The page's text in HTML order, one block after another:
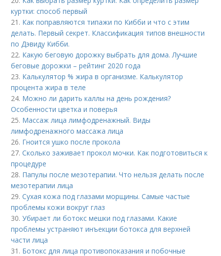
куртки: способ первый
21. Как поправляются типажи по Кибби и что с этим
делать. Первый секрет. Классификация типов внешности
по Дэвиду Кибби.
22. Какую беговую дорожку выбрать для дома. Лучшие
беговые дорожки – рейтинг 2020 года
23. Калькулятор % жира в организме. Калькулятор
процента жира в теле
24. Можно ли дарить каллы на день рождения?
Особенности цветка и поверья
25. Массаж лица лимфодренажный. Виды
лимфодренажного массажа лица
26. Гноится ушко после прокола
27.Сколько заживает прокол мочки. Как подготовиться к
процедуре
28. Папулы после мезотерапии. Что нельзя делать после
мезотерапии лица
29.Сухая кожа под глазами морщины. Самые частые
проблемы кожи вокруг глаз
30.Убирает ли ботокс мешки под глазами. Какие
проблемы устраняют инъекции ботокса для верхней
части лица
31. Ботокс для лица противопоказания и побочные